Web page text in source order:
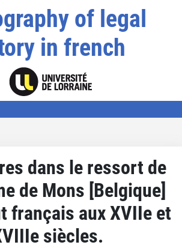
of legal
in french
dans le ressort de
de Mons [Belgique]
français aux XVIIe et
siècles.